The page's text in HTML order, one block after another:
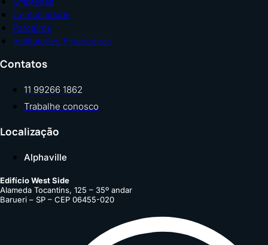
Contabilidade
Parceiros
Instituições Financeiras
Contatos
11 99266 1862
Trabalhe conosco
Localização
Alphaville
Edifício West Side
Alameda Tocantins, 125 – 35º andar
Barueri – SP – CEP 06455-020